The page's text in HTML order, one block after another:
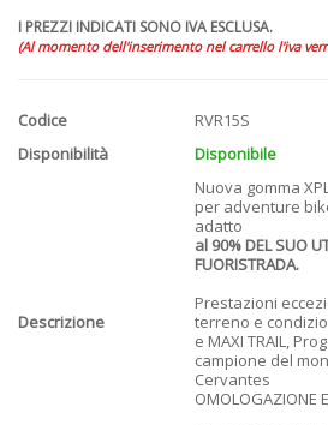
I PREZZI INDICATI SONO IVA ESCLUSA.
(Al momento dell'inserimento nel carrello l'iva
Codice
RVR15S
Disponibilità
Disponibile
Descrizione
Nuova gomma
per adventure
adatto
al 90% DEL SUO
FUORISTRADA.
Prestazioni
terreno e
e MAXI TRAIL,
campione del
Cervantes
OMOLOGAZIONE